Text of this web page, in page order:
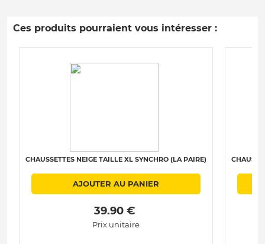
Ces produits pourraient vous intéresser :
CHAUSSETTES NEIGE TAILLE XL SYNCHRO (LA PAIRE)
AJOUTER AU PANIER
39.90 €
Prix unitaire